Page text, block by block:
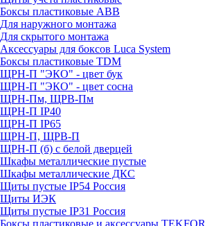
Боксы пластиковые ABB
Для наружного монтажа
Для скрытого монтажа
Аксессуары для боксов Luca System
Боксы пластиковые TDM
ЩРН-П "ЭКО" - цвет бук
ЩРН-П "ЭКО" - цвет сосна
ЩРН-Пм, ЩРВ-Пм
ЩРН-П IP40
ЩРН-П IP65
ЩРН-П, ЩРВ-П
ЩРН-П (б) с белой дверцей
Шкафы металлические пустые
Шкафы металлические ДКС
Щиты пустые IP54 Россия
Щиты ИЭК
Щиты пустые IP31 Россия
Боксы пластиковые и аксессуары TEKFOR